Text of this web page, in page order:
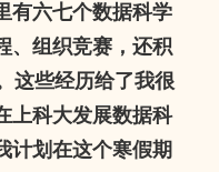
有六七个数据科学
、组织竞赛，还积
这些经历给了我很
上科大发展数据科
计划在这个寒假期